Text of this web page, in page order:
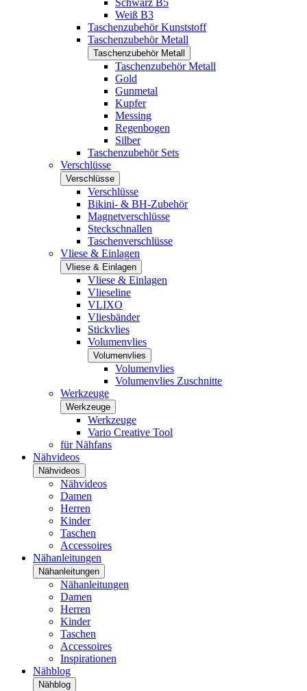
Schwarz B5
Weiß B3
Taschenzubehör Kunststoff
Taschenzubehör Metall
Taschenzubehör Metall
Taschenzubehör Metall
Gold
Gunmetal
Kupfer
Messing
Regenbogen
Silber
Taschenzubehör Sets
Verschlüsse
Verschlüsse
Verschlüsse
Bikini- & BH-Zubehör
Magnetverschlüsse
Steckschnallen
Taschenverschlüsse
Vliese & Einlagen
Vliese & Einlagen
Vliese & Einlagen
Vlieseline
VLIXO
Vliesbänder
Stickvlies
Volumenvlies
Volumenvlies
Volumenvlies
Volumenvlies Zuschnitte
Werkzeuge
Werkzeuge
Werkzeuge
Vario Creative Tool
für Nähfans
Nähvideos
Nähvideos
Nähvideos
Damen
Herren
Kinder
Taschen
Accessoires
Nähanleitungen
Nähanleitungen
Nähanleitungen
Damen
Herren
Kinder
Taschen
Accessoires
Inspirationen
Nähblog
Nähblog